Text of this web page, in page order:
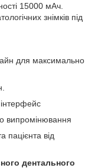
15000 мАч.
знімків під
для максимально
інтерфейс
випромінювання
пацієнта від
дентального